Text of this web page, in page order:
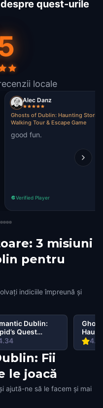
quest-urile
locale
Alec Danz
Ghosts of Dublin: Haunting Stories
Walking Tour & Escape Game
good fun.
Verified Player
3 misiuni
pentru
indiciile împreună și
Dublin:
Quest
Tour &
Game
Fii
le joacă
ajută-ne să le facem și mai